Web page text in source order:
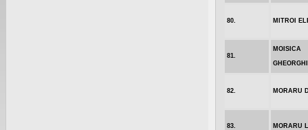
80. MITROI
81.
MOISICA
82. MORARU
83. MORARU